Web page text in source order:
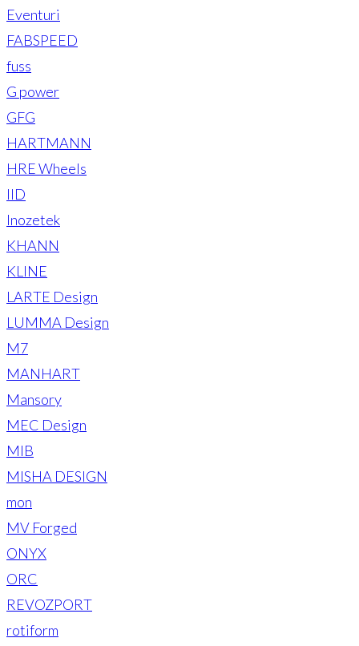
Eventuri
FABSPEED
fuss
G power
GFG
HARTMANN
HRE Wheels
IID
Inozetek
KHANN
KLINE
LARTE Design
LUMMA Design
M7
MANHART
Mansory
MEC Design
MIB
MISHA DESIGN
mon
MV Forged
ONYX
ORC
REVOZPORT
rotiform